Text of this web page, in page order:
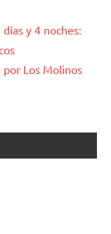
y 4 noches:
por Los Molinos